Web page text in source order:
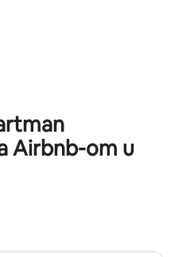
Airbnb-om u